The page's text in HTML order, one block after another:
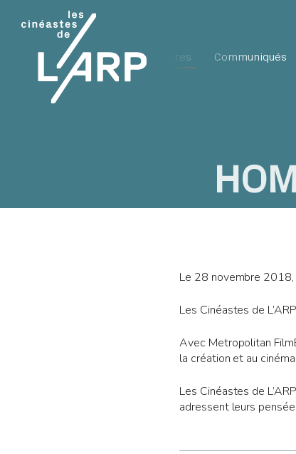
L'ARP Membres Communiqués
Le 28 novembre 2018,
Les Cinéastes de
Avec Metropolitan
la création et au
Les Cinéastes de
adressent leurs